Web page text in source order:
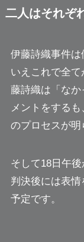
二人はそれぞ
伊藤詩織事件
いえこれで全
藤詩織は 「な
メントをする
のプロセスが明
そして18日午
判決後には表情
予定です。